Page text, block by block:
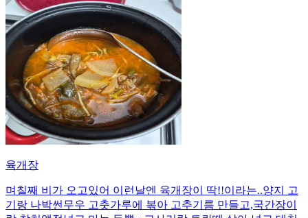
육개장
며칠째 비가 오고있어 이런날엔 육개장이 딱!!이라는..양지 고
기랑 나박썬무우 고춧가루에 볶아 고추기름 만들고,국간장이